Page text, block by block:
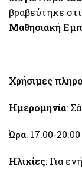
βραβεύτηκε
Μαθησιακή
Χρήσιμες
Ημερομηνία:
Ώρα: 17.00-20.00
Ηλικίες: Για